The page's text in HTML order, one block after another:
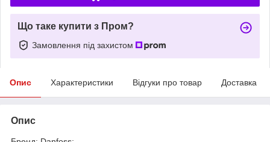
Що таке купити з Пром?
Замовлення під захистом
Опис Характеристики Відгуки про товар Доставка
Опис